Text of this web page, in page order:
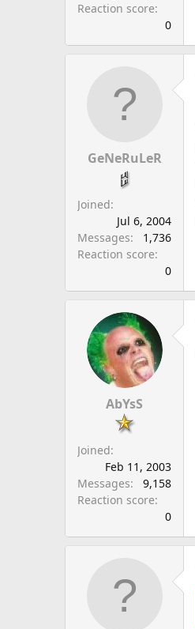
Reaction score
0
GeNeRuLeR
Joined
Jul 6, 2004
Messages
1,736
Reaction score
0
AbYsS
Joined
Feb 11, 2003
Messages
9,158
Reaction score
0